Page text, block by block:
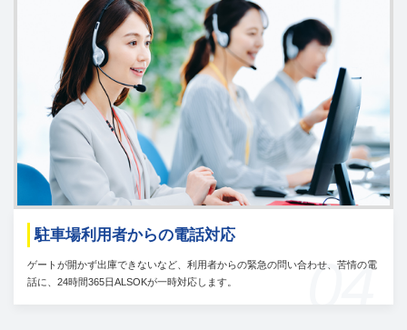
04
駐車場利用者からの電話対応
ゲートが開かず出庫できないなど、利用者からの緊急の問い合わせ、苦情の電
話に、24時間365日ALSOKが一時対応します。